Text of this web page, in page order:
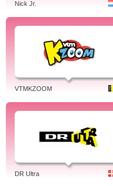
Nick Jr.
VTMKZOOM
DR Ultra